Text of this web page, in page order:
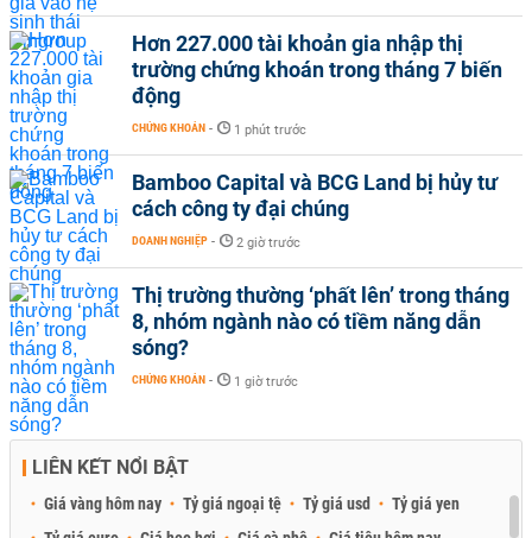
Hơn 227.000 tài khoản gia nhập thị
trường chứng khoán trong tháng 7 biến
động
CHỨNG KHOÁN - 1 phút trước
Bamboo Capital và BCG Land bị hủy tư
cách công ty đại chúng
DOANH NGHIỆP - 2 giờ trước
Thị trường thường ‘phất lên’ trong tháng
8, nhóm ngành nào có tiềm năng dẫn
sóng?
CHỨNG KHOÁN - 1 giờ trước
LIÊN KẾT NỔI BẬT
Giá vàng hôm nay Tỷ giá ngoại tệ Tỷ giá usd
Tỷ giá yen